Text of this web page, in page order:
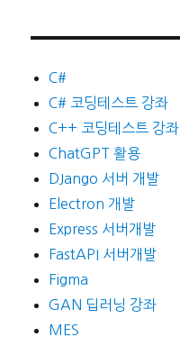
C#
C# 코딩테스트 강좌
C++ 코딩테스트 강좌
ChatGPT 활용
DJango 서버 개발
Electron 개발
Express 서버개발
FastAPI 서버개발
Figma
GAN 딥러닝 강좌
MES